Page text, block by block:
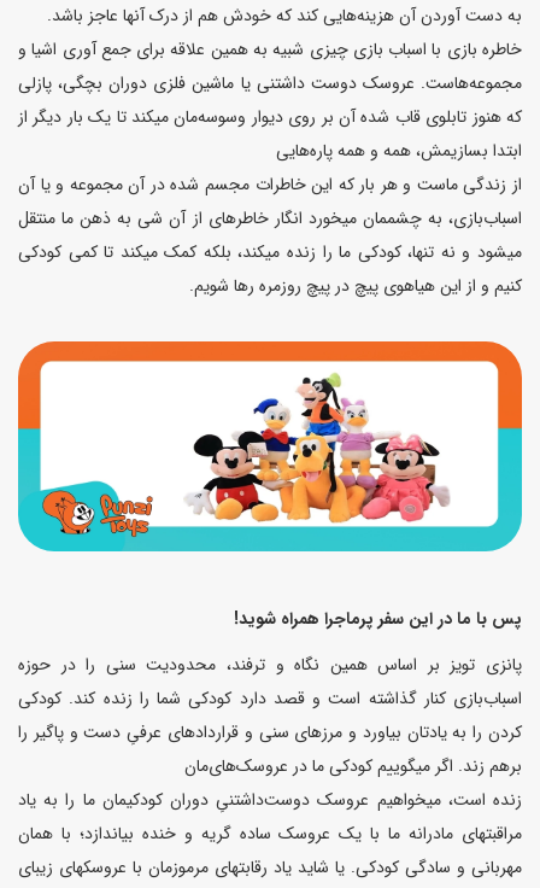
به دست آوردن آن هزینه‌هایی کند که خودش هم از درک آنها عاجز باشد.
خاطره بازی با اسباب بازی چیزی شبیه به همین علاقه برای جمع آوری اشیا و
مجموعه‌هاست. عروسک دوست داشتنی یا ماشین فلزی دوران بچگی، پازلی
که هنوز تابلوی قاب شده آن بر روی دیوار وسوسه‌مان میکند تا یک بار دیگر از
ابتدا بسازیمش، همه و همه پاره‌هایی
از زندگی ماست و هر بار که این خاطرات مجسم شده در آن مجموعه و یا آن
اسباب‌بازی، به چشممان میخورد انگار خاطرهای از آن شی به ذهن ما منتقل
میشود و نه تنها، کودکی ما را زنده میکند، بلکه کمک میکند تا کمی کودکی
کنیم و از این هیاهوی پیچ در پیچ روزمره رها شویم.
پس با ما در این سفر پرماجرا همراه شوید!
پانزی تویز بر اساس همین نگاه و ترفند، محدودیت سنی را در حوزه
اسباب‌بازی کنار گذاشته است و قصد دارد کودکی شما را زنده کند. کودکی
کردن را به یادتان بیاورد و مرزهای سنی و قراردادهای عرفیِ دست و پاگیر را
برهم زند. اگر میگوییم کودکی ما در عروسک‌های‌مان
زنده است، میخواهیم عروسک دوست‌داشتنیِ دوران کودکیمان ما را به یاد
مراقبتهای مادرانه ما با یک عروسک ساده گریه و خنده بیاندازد؛ با همان
مهربانی و سادگی کودکی. یا شاید یاد رقابتهای مرموزمان با عروسکهای زیبای